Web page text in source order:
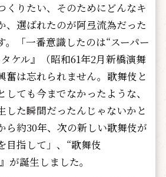
りたい、そのためにどんなキ
、選ばれたのが阿弖流為だった
。「一番意識したのは“スーパー
ケル』（昭和61年2月新橋演舞
奮は忘れられません。歌舞伎と
しても今までなかったような、
した瞬間だったんじゃないかと
ら約30年、次の新しい歌舞伎が
目指して」、“歌舞伎
が誕生しました。